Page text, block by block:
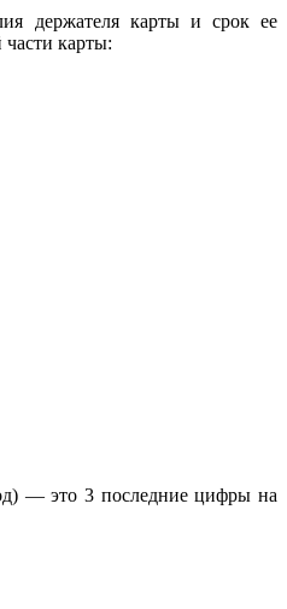
держателя карты и срок ее
части карты:
— это 3 последние цифры на